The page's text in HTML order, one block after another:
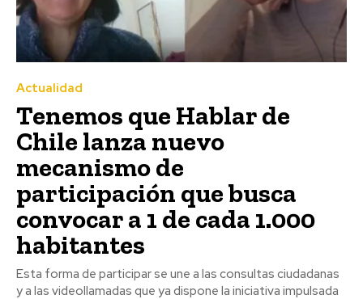
Actualidad
Tenemos que Hablar de
Chile lanza nuevo
mecanismo de
participación que busca
convocar a 1 de cada 1.000
habitantes
Esta forma de participar se une a las consultas ciudadanas
y a las videollamadas que ya dispone la iniciativa impulsada